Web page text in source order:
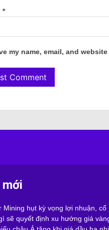
*
my name, email, and
Mining hụt kỳ vọng lợi nhuận,
sẽ quyết định xu hướng giá